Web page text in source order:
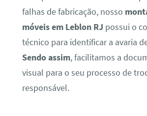
falhas de fabricação, nosso
móveis em Leblon RJ possui o
técnico para identificar a avaria
Sendo assim, facilitamos a
visual para o seu processo de
responsável.